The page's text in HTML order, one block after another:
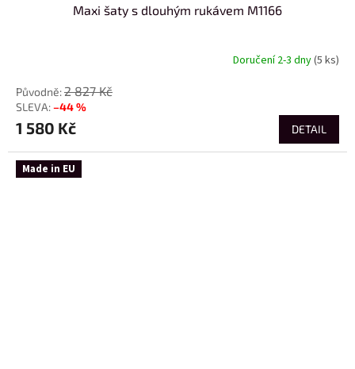
Maxi šaty s dlouhým rukávem M1166
Doručení 2-3 dny(5 ks)
2 827 Kč
–44 %
1 580 Kč DETAIL
Made in EU